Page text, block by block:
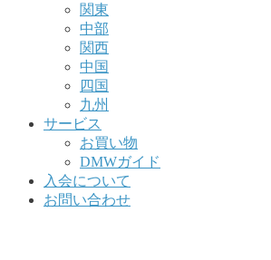
関東
中部
関西
中国
四国
九州
サービス
お買い物
DMWガイド
入会について
お問い合わせ